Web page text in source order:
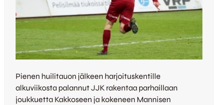
Pienen huilitauon jälkeen harjoituskentille
alkuviikosta palannut JJK rakentaa parhaillaan
joukkuetta Kakkoseen ja kokeneen Mannisen